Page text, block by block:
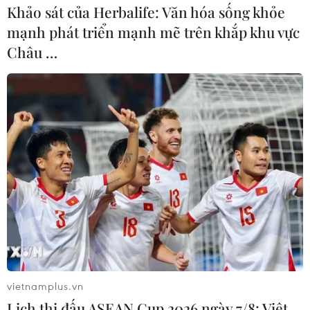
Israel nới lỏng hàng loạt quy định phòng
dịch dù số ca mắc cao kỷ lục
09/01/2022 10:55
Mặc dù ghi nhận số ca mắc cao kỷ lục 18.780 ca trong
24 giờ qua, Israel đã bãi bỏ lệnh cấm đi lại tới các
nước có nguy cơ cao, được áp dụng từ cuối tháng
11/2021 sau khi phát hiện biến thể Omicron.
Khảo sát của Herbalife: Văn hóa sống khỏe
mạnh phát triển mạnh mẽ trên khắp khu vực
Châu …
vietnamplus.vn